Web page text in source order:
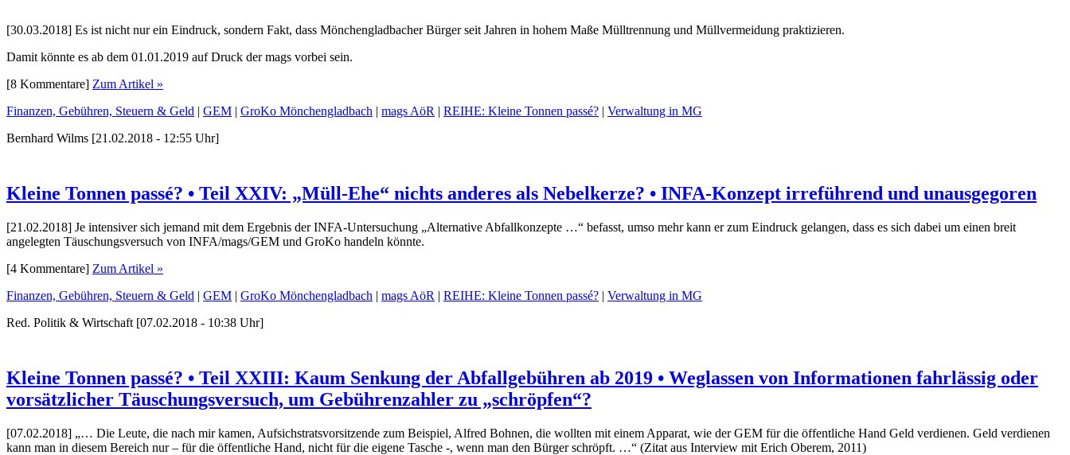
[30.03.2018] Es ist nicht nur ein Eindruck, sondern Fakt, dass Mönchengladbacher Bürger seit Jahren in hohem Maße Mülltrennung und Müllvermeidung praktizieren.
Damit könnte es ab dem 01.01.2019 auf Druck der mags vorbei sein.
[8 Kommentare] Zum Artikel »
Finanzen, Gebühren, Steuern & Geld | GEM | GroKo Mönchengladbach | mags AöR | REIHE: Kleine Tonnen passé? | Verwaltung in MG
Bernhard Wilms [21.02.2018 - 12:55 Uhr]
Kleine Tonnen passé? • Teil XXIV: „Müll-Ehe“ nichts anderes als Nebelkerze? • INFA-Konzept irreführend und unausgegoren
[21.02.2018] Je intensiver sich jemand mit dem Ergebnis der INFA-Untersuchung „Alternative Abfallkonzepte …“ befasst, umso mehr kann er zum Eindruck gelangen, dass es sich dabei um einen breit
angelegten Täuschungsversuch von INFA/mags/GEM und GroKo handeln könnte.
[4 Kommentare] Zum Artikel »
Finanzen, Gebühren, Steuern & Geld | GEM | GroKo Mönchengladbach | mags AöR | REIHE: Kleine Tonnen passé? | Verwaltung in MG
Red. Politik & Wirtschaft [07.02.2018 - 10:38 Uhr]
Kleine Tonnen passé? • Teil XXIII: Kaum Senkung der Abfallgebühren ab 2019 • Weglassen von Informationen fahrlässig oder
vorsätzlicher Täuschungsversuch, um Gebührenzahler zu „schröpfen“?
[07.02.2018] „… Die Leute, die nach mir kamen, Aufsichstratsvorsitzende zum Beispiel, Alfred Bohnen, die wollten mit einem Apparat, wie der GEM für die öffentliche Hand Geld verdienen. Geld verdienen
kann man in diesem Bereich nur – für die öffentliche Hand, nicht für die eigene Tasche -, wenn man den Bürger schröpft. …“ (Zitat aus Interview mit Erich Oberem, 2011)